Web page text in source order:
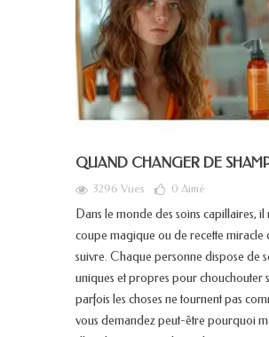
QUAND CHANGER DE
3296 Vues 0 Aimé
Dans le monde des soins capillaires, il
coupe magique ou de recette miracle
suivre. Chaque personne dispose de
uniques et propres pour chouchouter
parfois les choses ne tournent pas
vous demandez peut-être pourquoi